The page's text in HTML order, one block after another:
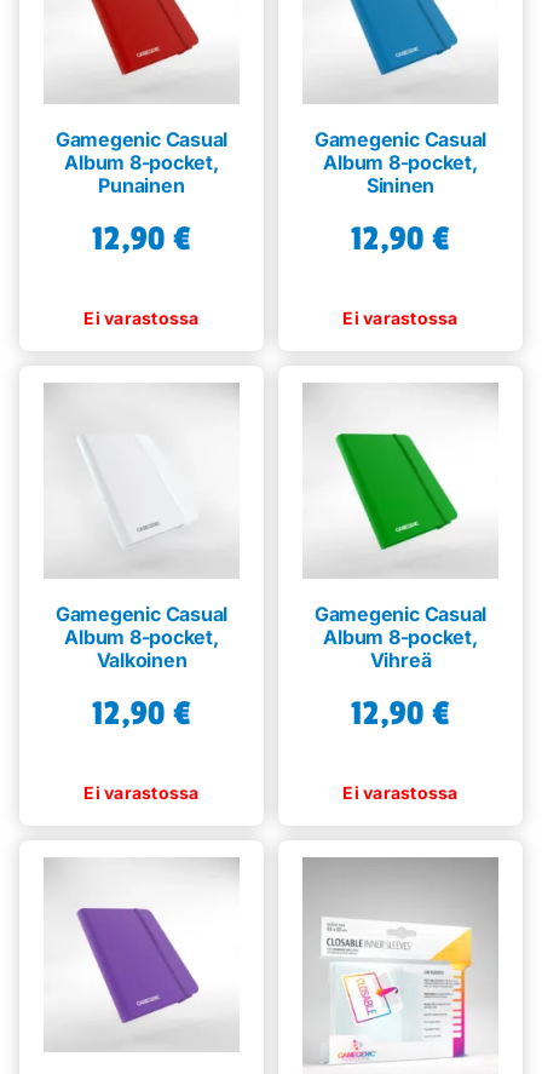
Gamegenic Casual
Album 8-pocket,
Punainen
12,90 €
Gamegenic Casual
Album 8-pocket,
Sininen
12,90 €
Gamegenic Casual
Album 8-pocket,
Valkoinen
12,90 €
Gamegenic Casual
Album 8-pocket,
Vihreä
12,90 €